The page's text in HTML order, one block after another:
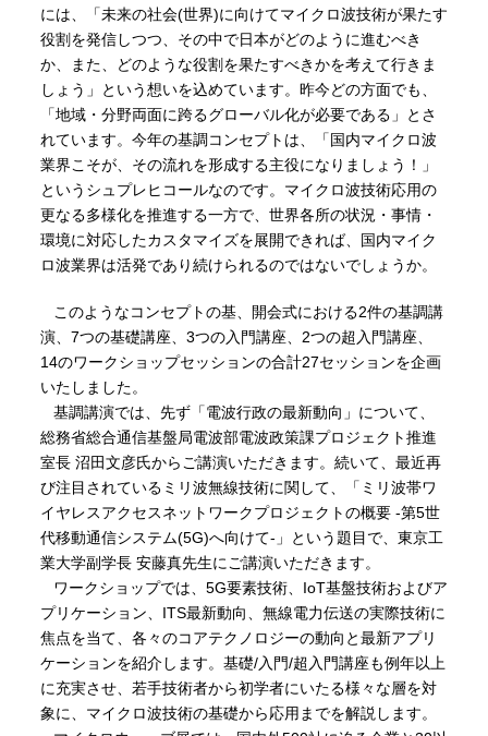
には、「未来の社会(世界)に向けてマイクロ波技術が果たす
役割を発信しつつ、その中で日本がどのように進むべき
か、また、どのような役割を果たすべきかを考えて行きま
しょう」という想いを込めています。昨今どの方面でも、
「地域・分野両面に跨るグローバル化が必要である」とさ
れています。今年の基調コンセプトは、「国内マイクロ波
業界こそが、その流れを形成する主役になりましょう！」
というシュプレヒコールなのです。マイクロ波技術応用の
更なる多様化を推進する一方で、世界各所の状況・事情・
環境に対応したカスタマイズを展開できれば、国内マイク
ロ波業界は活発であり続けられるのではないでしょうか。
このようなコンセプトの基、開会式における2件の基調講
演、7つの基礎講座、3つの入門講座、2つの超入門講座、
14のワークショップセッションの合計27セッションを企画
いたしました。
基調講演では、先ず「電波行政の最新動向」について、
総務省総合通信基盤局電波部電波政策課プロジェクト推進
室長 沼田文彦氏からご講演いただきます。続いて、最近再
び注目されているミリ波無線技術に関して、「ミリ波帯ワ
イヤレスアクセスネットワークプロジェクトの概要 -第5世
代移動通信システム(5G)へ向けて-」という題目で、東京工
業大学副学長 安藤真先生にご講演いただきます。
ワークショップでは、5G要素技術、IoT基盤技術およびア
プリケーション、ITS最新動向、無線電力伝送の実際技術に
焦点を当て、各々のコアテクノロジーの動向と最新アプリ
ケーションを紹介します。基礎/入門/超入門講座も例年以上
に充実させ、若手技術者から初学者にいたる様々な層を対
象に、マイクロ波技術の基礎から応用までを解説します。